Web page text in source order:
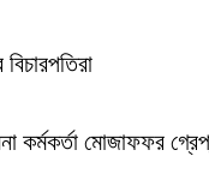
কর্মকর্তা মোজাফফর